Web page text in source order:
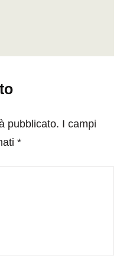
pubblicato. I campi
*